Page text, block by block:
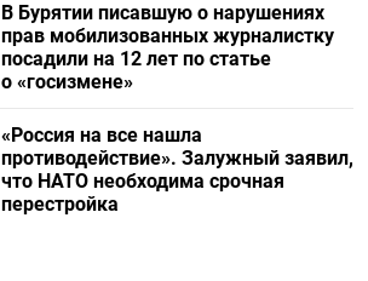
В Бурятии писавшую о нарушениях
прав мобилизованных журналистку
посадили на 12 лет по статье
о «госизмене»
«Россия на все нашла
противодействие». Залужный заявил,
что НАТО необходима срочная
перестройка